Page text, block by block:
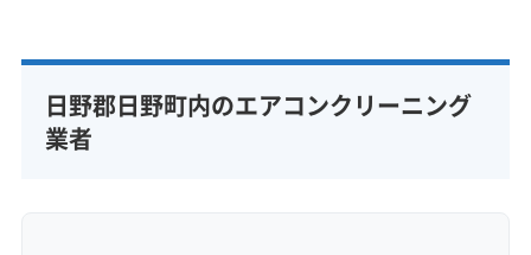
日野郡日野町内のエアコンクリーニング
業者